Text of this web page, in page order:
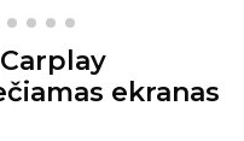
ekranas